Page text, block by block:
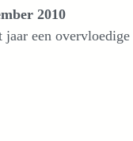
2010
jaar een overvloedige